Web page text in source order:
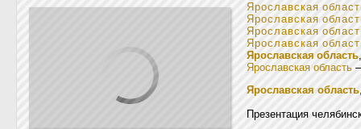
Ярославская
Ярославская
Ярославская
Ярославская
Ярославская область
Ярославская область
Ярославская область
Презентация